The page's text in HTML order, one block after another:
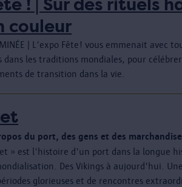
! | Sur des rituels
couleur
| L'expo Fête! vous emmenait avec
dans les traditions mondiales, pour
de transition dans la vie.
du port, des gens et des
» est l'histoire d'un port dans la longue
Des Vikings à aujourd'hui.
glorieuses et de rencontres